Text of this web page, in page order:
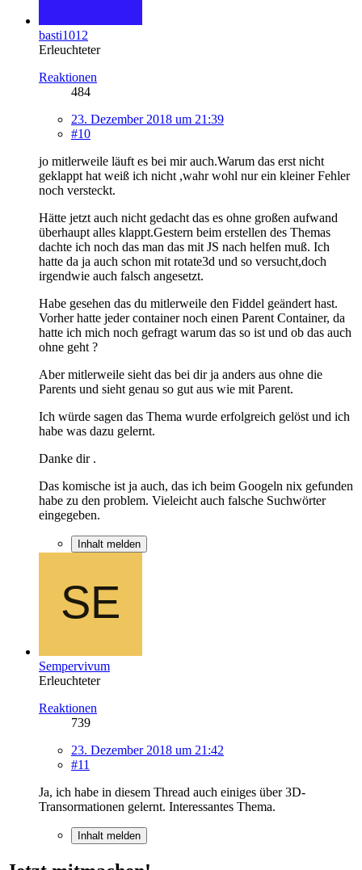
basti1012
Erleuchteter
Reaktionen
484
23. Dezember 2018 um 21:39
#10
jo mitlerweile läuft es bei mir auch.Warum das erst nicht
geklappt hat weiß ich nicht ,wahr wohl nur ein kleiner Fehler
noch versteckt.
Hätte jetzt auch nicht gedacht das es ohne großen aufwand
überhaupt alles klappt.Gestern beim erstellen des Themas
dachte ich noch das man das mit JS nach helfen muß. Ich
hatte da ja auch schon mit rotate3d und so versucht,doch
irgendwie auch falsch angesetzt.
Habe gesehen das du mitlerweile den Fiddel geändert hast.
Vorher hatte jeder container noch einen Parent Container, da
hatte ich mich noch gefragt warum das so ist und ob das auch
ohne geht ?
Aber mitlerweile sieht das bei dir ja anders aus ohne die
Parents und sieht genau so gut aus wie mit Parent.
Ich würde sagen das Thema wurde erfolgreich gelöst und ich
habe was dazu gelernt.
Danke dir .
Das komische ist ja auch, das ich beim Googeln nix gefunden
habe zu den problem. Vieleicht auch falsche Suchwörter
eingegeben.
Inhalt melden
Sempervivum
Erleuchteter
Reaktionen
739
23. Dezember 2018 um 21:42
#11
Ja, ich habe in diesem Thread auch einiges über 3D-
Transormationen gelernt. Interessantes Thema.
Inhalt melden